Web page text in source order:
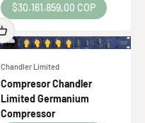
Precio de oferta
$30.161.859,00 COP
Chandler Limited
Compresor Chandler
Limited Germanium
Compressor